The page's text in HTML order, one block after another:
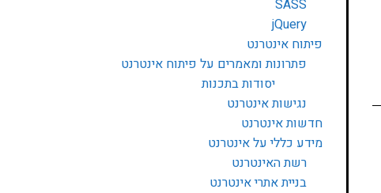
SASS
jQuery
פיתוח אינטרנט
פתרונות ומאמרים על פיתוח אינטרנט
יסודות בתכנות
נגישות אינטרנט
חדשות אינטרנט
מידע כללי על אינטרנט
רשת האינטרנט
בניית אתרי אינטרנט